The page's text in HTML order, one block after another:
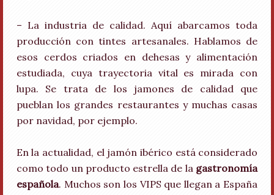
– La industria de calidad. Aquí abarcamos toda
producción con tintes artesanales. Hablamos de
esos cerdos criados en dehesas y alimentación
estudiada, cuya trayectoria vital es mirada con
lupa. Se trata de los jamones de calidad que
pueblan los grandes restaurantes y muchas casas
por navidad, por ejemplo.
En la actualidad, el jamón ibérico está considerado
como todo un producto estrella de la gastronomía
española. Muchos son los VIPS que llegan a España